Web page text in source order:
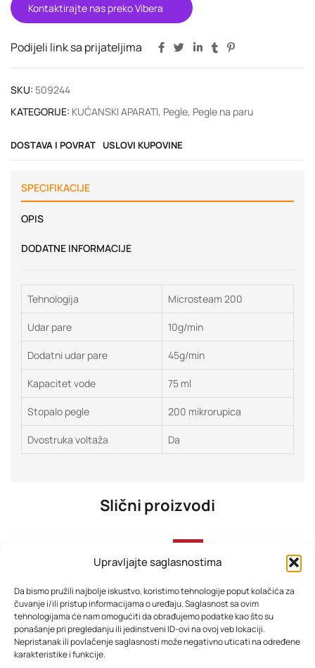
Upravljajte saglasnostima
Da bismo pružili najbolje iskustvo, koristimo tehnologije poput kolačića za
čuvanje i/ili pristup informacijama o uređaju. Saglasnost sa ovim
tehnologijama će nam omogućiti da obrađujemo podatke kao što su
ponašanje pri pregledanju ili jedinstveni ID-ovi na ovoj veb lokaciji.
Nepristanak ili povlačenje saglasnosti može negativno uticati na određene
karakteristike i funkcije.
Kontaktirajte nas preko Vibera
Podijeli link sa prijateljima
SKU: 509244
KATEGORIJE: KUĆANSKI APARATI, Pegle, Pegle na paru
DOSTAVA I POVRAT USLOVI KUPOVINE
SPECIFIKACIJE
OPIS
DODATNE INFORMACIJE
Tehnologija Microsteam 200
Udar pare 10g/min
Dodatni udar pare 45g/min
Kapacitet vode 75 ml
Stopalo pegle 200 mikrorupica
Dvostruka voltaža Da
Slični proizvodi
-37%